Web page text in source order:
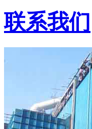
联系我们